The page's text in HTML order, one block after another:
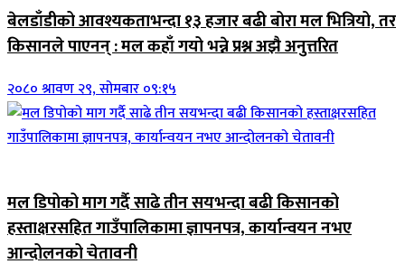
बेलडाँडीको आवश्यकताभन्दा १३ हजार बढी बोरा मल भित्रियो, तर
किसानले पाएनन् : मल कहाँ गयो भन्ने प्रश्न अझै अनुत्तरित
२०८० श्रावण २९, सोमबार ०९:१५
मल डिपोको माग गर्दै साढे तीन सयभन्दा बढी किसानको
हस्ताक्षरसहित गाउँपालिकामा ज्ञापनपत्र, कार्यान्वयन नभए
आन्दोलनको चेतावनी